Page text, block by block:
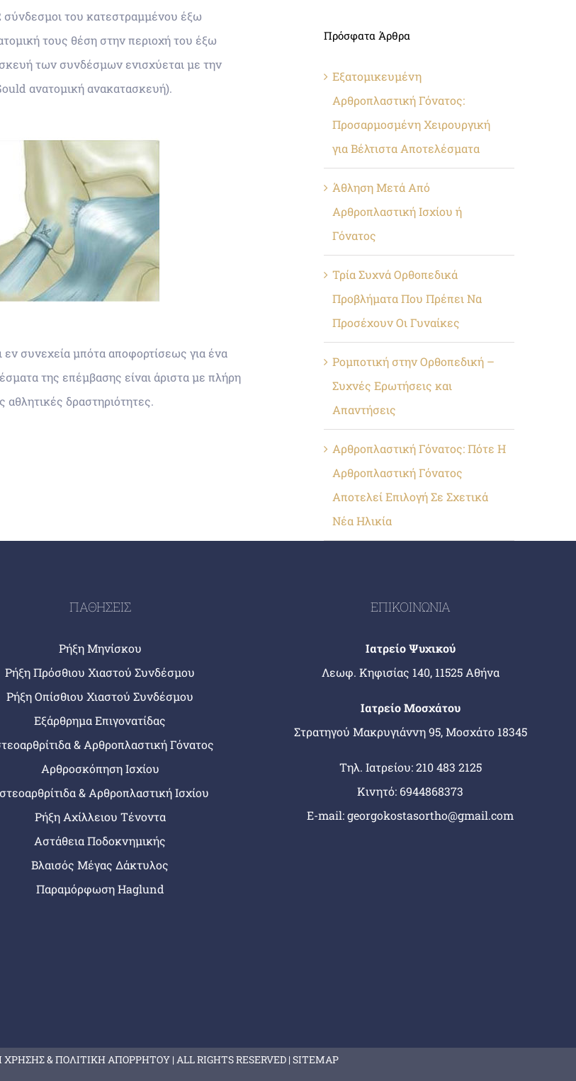
σύνδεσμοι του κατεστραμμένου έξω
τους θέση στην περιοχή του έξω
των συνδέσμων ενισχύεται με την
ανατομική ανακατασκευή).
συνεχεία μπότα αποφορτίσεως για ένα
της επέμβασης είναι άριστα με πλήρη
δραστηριότητες.
Πρόσφατα Άρθρα
Εξατομικευμένη
Αρθροπλαστική Γόνατος:
Προσαρμοσμένη Χειρουργική
για Βέλτιστα Αποτελέσματα
Άθληση Μετά Από
Αρθροπλαστική Ισχίου ή
Γόνατος
Τρία Συχνά Ορθοπεδικά
Προβλήματα Που Πρέπει Να
Προσέχουν Οι Γυναίκες
Ρομποτική στην Ορθοπεδική –
Συχνές Ερωτήσεις και
Απαντήσεις
Αρθροπλαστική Γόνατος: Πότε Η
Αρθροπλαστική Γόνατος
Αποτελεί Επιλογή Σε Σχετικά
Νέα Ηλικία
ΠΑΘΗΣΕΙΣ
Ρήξη Μηνίσκου
Ρήξη Πρόσθιου Χιαστού Συνδέσμου
Ρήξη Οπίσθιου Χιαστού Συνδέσμου
Εξάρθρημα Επιγονατίδας
& Αρθροπλαστική Γόνατος
Αρθροσκόπηση Ισχίου
& Αρθροπλαστική Ισχίου
Ρήξη Αχίλλειου Τένοντα
Αστάθεια Ποδοκνημικής
Βλαισός Μέγας Δάκτυλος
Παραμόρφωση Haglund
ΕΠΙΚΟΙΝΩΝΙΑ
Ιατρείο Ψυχικού
Λεωφ. Κηφισίας 140, 11525 Αθήνα
Ιατρείο Μοσχάτου
Στρατηγού Μακρυγιάννη 95, Μοσχάτο 18345
Tηλ. Ιατρείου:210 483 2125
Κινητό: 6944868373
E-mail:georgokostasortho@gmail.com
ΧΡΗΣΗΣ & ΠΟΛΙΤΙΚΗ ΑΠΟΡΡΗΤΟΥ| ALL RIGHTS RESERVED | SITEMAP